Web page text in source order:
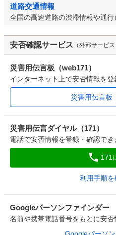
道路交通情報
全国の高速道路の渋滞情報や通
安否確認サービス （外部サービス
災害用伝言板（web171）
インターネット上で安否情報を登
災害用伝言板
災害用伝言ダイヤル（171）
電話で安否情報を登録・確認でき
171
利用手順
Googleパーソンファインダー
名前や携帯電話番号をもとに安否
Googleパーソ